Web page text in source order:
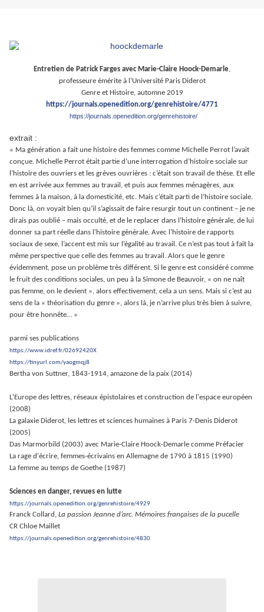
Entretien de Patrick Farges avec Marie-Claire Hoock-Demarle,
professeure émérite à l’Université Paris Diderot
Genre et Histoire, automne 2019
https://journals.openedition.org/genrehistoire/4771
https://journals.openedition.org/genrehistoire/
extrait :
« Ma génération a fait une histoire des femmes comme Michelle Perrot l’avait
conçue. Michelle Perrot était partie d’une interrogation d’histoire sociale sur
l’histoire des ouvriers et les grèves ouvrières : c’était son travail de thèse. Et elle
en est arrivée aux femmes au travail, et puis aux femmes ménagères, aux
femmes à la maison, à la domesticité, etc. Mais c’était parti de l’histoire sociale.
Donc là, on voyait bien qu’il s’agissait de faire resurgir tout un continent – je ne
dirais pas oublié – mais occulté, et de le replacer dans l’histoire générale, de lui
donner sa part réelle dans l’histoire générale. Avec l’histoire de rapports
sociaux de sexe, l’accent est mis sur l’égalité au travail. Ce n’est pas tout à fait la
même perspective que celle des femmes au travail. Alors que le genre
évidemment, pose un problème très différent. Si le genre est considéré comme
le fruit des conditions sociales, un peu à la Simone de Beauvoir, « on ne naît
pas femme, on le devient », alors effectivement, cela a un sens. Mais si c’est au
sens de la « théorisation du genre », alors là, je n’arrive plus très bien à suivre,
pour être honnête… »
parmi ses publications
https://www.idref.fr/02692420X
https://tinyurl.com/yaogmqj8
Bertha von Suttner, 1843-1914, amazone de la paix (2014)
L'Europe des lettres, réseaux épistolaires et construction de l'espace européen
(2008)
La galaxie Diderot, les lettres et sciences humaines à Paris 7-Denis Diderot
(2005)
Das Marmorbild (2003) avec Marie-Claire Hoock-Demarle comme Préfacier
La rage d'écrire, femmes-écrivains en Allemagne de 1790 à 1815 (1990)
La femme au temps de Goethe (1987)
Sciences en danger, revues en lutte
https://journals.openedition.org/genrehistoire/4929
Franck Collard, La passion Jeanne d’arc. Mémoires françaises de la pucelle
CR Chloe Maillet
https://journals.openedition.org/genrehistoire/4830